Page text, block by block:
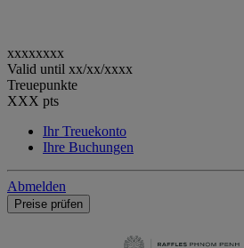
xxxxxxxx
Valid until xx/xx/xxxx
Treuepunkte
XXX pts
Ihr Treuekonto
Ihre Buchungen
Abmelden
Preise prüfen